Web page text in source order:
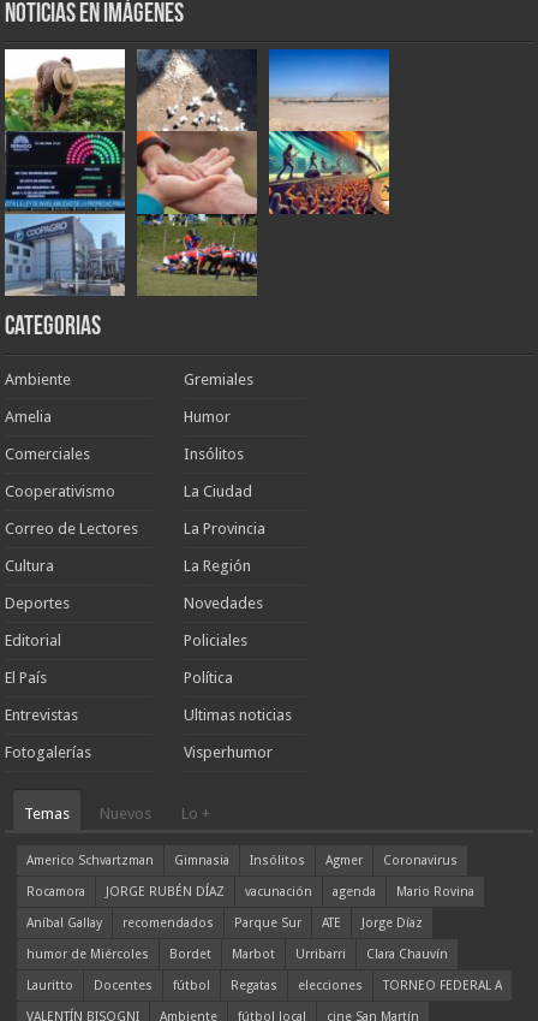
Noticias en Imágenes
Categorias
Ambiente
Amelia
Comerciales
Cooperativismo
Correo de Lectores
Cultura
Deportes
Editorial
El País
Entrevistas
Fotogalerías
Gremiales
Humor
Insólitos
La Ciudad
La Provincia
La Región
Novedades
Policiales
Política
Ultimas noticias
Visperhumor
Temas Nuevos Lo +
Americo Schvartzman Gimnasia Insólitos Agmer
Coronavirus
Rocamora
JORGE RUBÉN DÍAZ vacunación agenda
Mario Rovina
Aníbal Gallay
recomendados Parque Sur ATE
Jorge Díaz
humor de Miércoles
Bordet Marbot Urribarri
Clara Chauvín
Lauritto
Docentes fútbol Regatas elecciones
TORNEO FEDERAL A
VALENTÍN BISOGNI
Ambiente fútbol local cine San Martín